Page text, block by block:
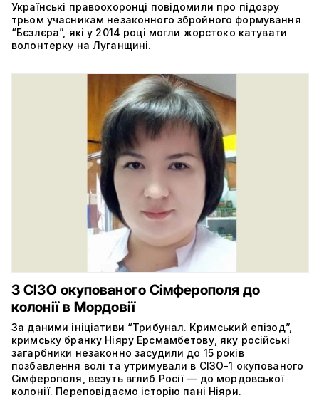
Українські правоохоронці повідомили про підозру
трьом учасникам незаконного збройного формування
“Бєзлєра”, які у 2014 році могли жорстоко катувати
волонтерку на Луганщині.
З СІЗО окупованого Сімферополя до
колонії в Мордовії
За даними ініціативи “Трибунал. Кримський епізод”,
кримську бранку Ніяру Ерсмамбетову, яку російські
загарбники незаконно засудили до 15 років
позбавлення волі та утримували в СІЗО-1 окупованого
Сімферополя, везуть вглиб Росії — до мордовської
колонії. Переповідаємо історію пані Ніяри.